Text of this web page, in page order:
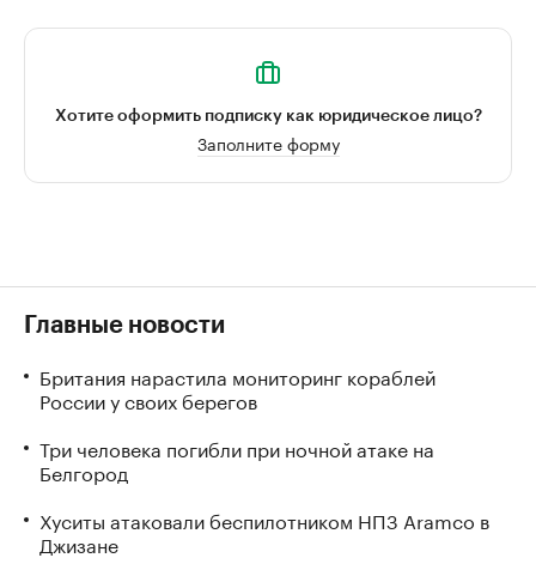
Хотите оформить подписку как юридическое лицо?
Заполните форму
Главные новости
Британия нарастила мониторинг кораблей
России у своих берегов
Три человека погибли при ночной атаке на
Белгород
Хуситы атаковали беспилотником НПЗ Aramco в
Джизане